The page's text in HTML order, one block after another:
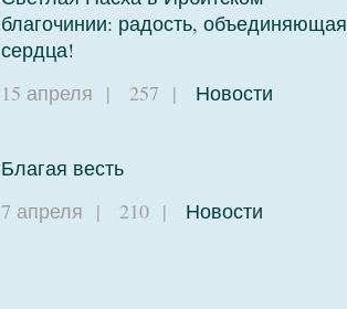
благочинии: радость, объединяющая
сердца!
15 апреля | 257 | Новости
Благая весть
7 апреля | 210 | Новости